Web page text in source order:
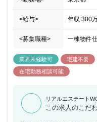
<給与> 年収 300
<募集職種> 一棟物件
業界未経験可 宅建不要
在宅勤務相談可能
リアルエステート
この求人のこだ